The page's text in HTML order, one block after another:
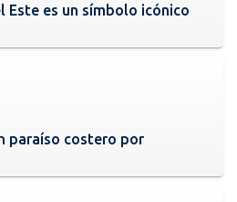
Este es un símbolo icónico
paraíso costero por